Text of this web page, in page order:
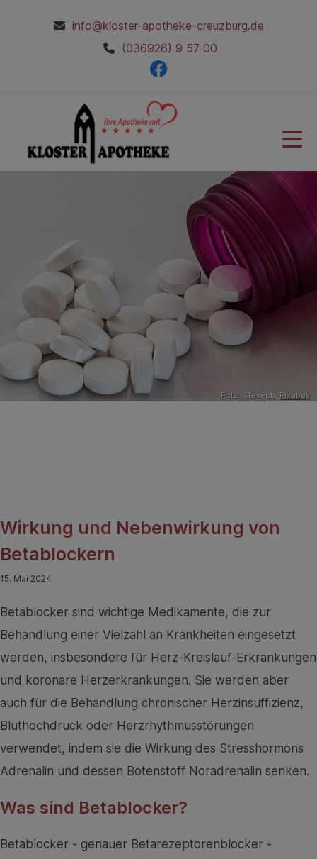
info@kloster-apotheke-creuzburg.de
(036926) 9 57 00
Foto: stevepb, Pixabay
Wirkung und Nebenwirkung von
Betablockern
15. Mai 2024
Betablocker sind wichtige Medikamente, die zur
Behandlung einer Vielzahl an Krankheiten eingesetzt
werden, insbesondere für Herz-Kreislauf-Erkrankungen
und koronare Herzerkrankungen. Sie werden aber
auch für die Behandlung chronischer Herzinsuffizienz,
Bluthochdruck oder Herzrhythmusstörungen
verwendet, indem sie die Wirkung des Stresshormons
Adrenalin und dessen Botenstoff Noradrenalin senken.
Was sind Betablocker?
Betablocker - genauer Betarezeptorenblocker -